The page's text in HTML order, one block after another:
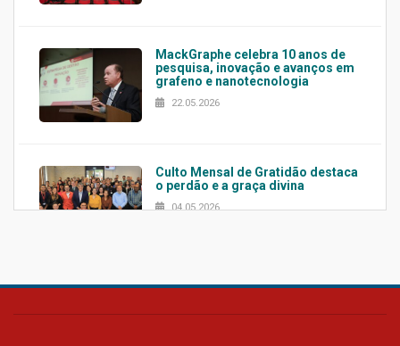
MackGraphe celebra 10 anos de
pesquisa, inovação e avanços em
grafeno e nanotecnologia
22.05.2026
Culto Mensal de Gratidão destaca
o perdão e a graça divina
04.05.2026
Confira como foi o culto mensal